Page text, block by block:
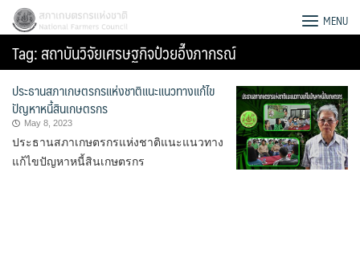
Skip
content
สภาเกษตรกรแห่งชาติ MENU
Tag:สถาบันวิจัยเศรษฐกิจป๋วยอึ๊งภากรณ์
ประธานสภาเกษตรกรแห่งชาติแนะแนวทางแก้ไข
ปัญหาหนี้สินเกษตรกร
May 8, 2023
ประธานสภาเกษตรกรแห่งชาติแนะแนวทาง
แก้ไขปัญหาหนี้สินเกษตรกร